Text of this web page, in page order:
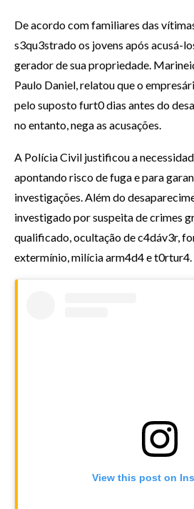
De acordo com familiares das
s3qu3strado os jovens após acusá-
gerador de sua propriedade.
Paulo Daniel, relatou que o
pelo suposto furt0 dias antes do
no entanto, nega as acusações.
A Polícia Civil justificou a
apontando risco de fuga e para
investigações. Além do
investigado por suspeita de crimes
qualificado, ocultação de c4dáv3r,
extermínio, milícia arm4d4 e t0rtur4.
View this post on